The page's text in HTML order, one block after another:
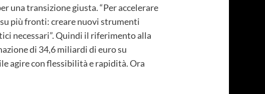
una transizione giusta. “Per accelerare
più fronti: creare nuovi strumenti
necessari”. Quindi il riferimento alla
di 34,6 miliardi di euro su
agire con flessibilità e rapidità. Ora